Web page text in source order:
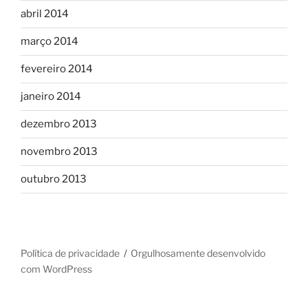
abril 2014
março 2014
fevereiro 2014
janeiro 2014
dezembro 2013
novembro 2013
outubro 2013
Política de privacidade
Orgulhosamente desenvolvido
com WordPress